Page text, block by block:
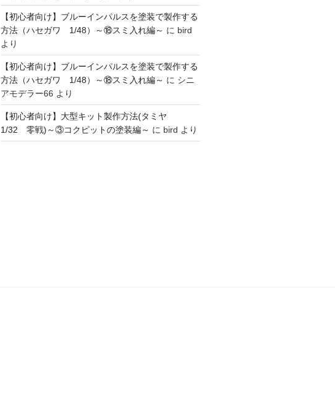
【初心者向け】ブルーインパルスを塗装で製作する
方法（ハセガワ 1/48）～⑱スミ入れ編～ に bird
より
【初心者向け】ブルーインパルスを塗装で製作する
方法（ハセガワ 1/48）～⑱スミ入れ編～ に シニ
アモデラー66 より
【初心者向け】大型キット製作方法(タミヤ
1/32 零戦)～③コクピットの塗装編～ に bird より